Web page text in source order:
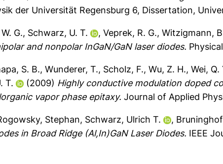
der Universität Regensburg 6, Dissertation,
G., Schwarz, U. T. ,Veprek, R. G.,Witzigmann,
and nonpolar InGaN/GaN laser diodes.
S. B.,Wunderer, T., Scholz, F.,Wu, Z. H.,Wei, Q.
T. (2009) Highly conductive modulation doped
vapor phase epitaxy. Journal of Applied
Stephan, Schwarz, Ulrich T. ,
in Broad Ridge (Al,In)GaN Laser Diodes. IEEE